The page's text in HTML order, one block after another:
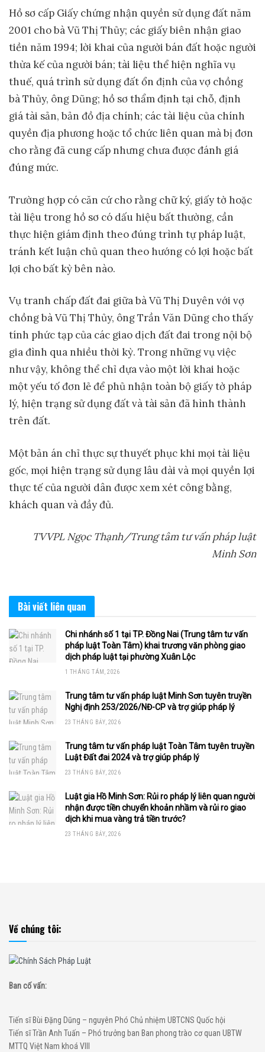
Hồ sơ cấp Giấy chứng nhận quyền sử dụng đất năm
2001 cho bà Vũ Thị Thủy; các giấy biên nhận giao
tiền năm 1994; lời khai của người bán đất hoặc người
thừa kế của người bán; tài liệu thể hiện nghĩa vụ
thuế, quá trình sử dụng đất ổn định của vợ chồng
bà Thủy, ông Dũng; hồ sơ thẩm định tại chỗ, định
giá tài sản, bản đồ địa chính; các tài liệu của chính
quyền địa phương hoặc tổ chức liên quan mà bị đơn
cho rằng đã cung cấp nhưng chưa được đánh giá
đúng mức.
Trường hợp có căn cứ cho rằng chữ ký, giấy tờ hoặc
tài liệu trong hồ sơ có dấu hiệu bất thường, cần
thực hiện giám định theo đúng trình tự pháp luật,
tránh kết luận chủ quan theo hướng có lợi hoặc bất
lợi cho bất kỳ bên nào.
Vụ tranh chấp đất đai giữa bà Vũ Thị Duyên với vợ
chồng bà Vũ Thị Thủy, ông Trần Văn Dũng cho thấy
tính phức tạp của các giao dịch đất đai trong nội bộ
gia đình qua nhiều thời kỳ. Trong những vụ việc
như vậy, không thể chỉ dựa vào một lời khai hoặc
một yếu tố đơn lẻ để phủ nhận toàn bộ giấy tờ pháp
lý, hiện trạng sử dụng đất và tài sản đã hình thành
trên đất.
Một bản án chỉ thực sự thuyết phục khi mọi tài liệu
gốc, mọi hiện trạng sử dụng lâu dài và mọi quyền lợi
thực tế của người dân được xem xét công bằng,
khách quan và đầy đủ.
TVVPL Ngọc Thạnh/Trung tâm tư vấn pháp luật
Minh Sơn
Bài viết liên quan
Chi nhánh số 1 tại TP. Đồng Nai (Trung tâm tư vấn
pháp luật Toàn Tâm) khai trương văn phòng giao
dịch pháp luật tại phường Xuân Lộc
1 THÁNG TÁM, 2026
Trung tâm tư vấn pháp luật Minh Sơn tuyên truyền
Nghị định 253/2026/NĐ-CP và trợ giúp pháp lý
23 THÁNG BẢY, 2026
Trung tâm tư vấn pháp luật Toàn Tâm tuyên truyền
Luật Đất đai 2024 và trợ giúp pháp lý
23 THÁNG BẢY, 2026
Luật gia Hồ Minh Sơn: Rủi ro pháp lý liên quan người
nhận được tiền chuyển khoản nhầm và rủi ro giao
dịch khi mua vàng trả tiền trước?
23 THÁNG BẢY, 2026
Về chúng tôi:
Ban cố vấn:
Tiến sĩ Bùi Đặng Dũng – nguyên Phó Chủ nhiệm UBTCNS Quốc hội
Tiến sĩ Trần Anh Tuấn – Phó trưởng ban Ban phong trào cơ quan UBTW
MTTQ Việt Nam khoá VIII